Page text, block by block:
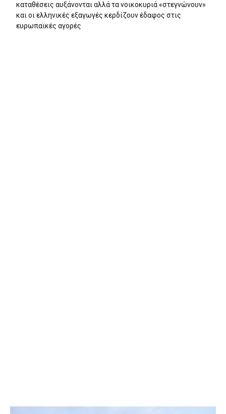
καταθέσεις αυξάνονται αλλά τα νοικοκυριά «στεγνώνουν»
και οι ελληνικές εξαγωγές κερδίζουν έδαφος στις
ευρωπαϊκές αγορές